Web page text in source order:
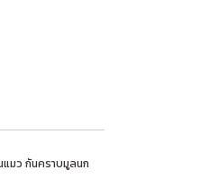
มว กันคราบมูลนก